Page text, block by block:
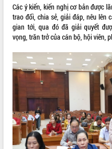
cải cách hành chính tỉnh Đắk Lắk
Kết nối tour, đẩy mạnh chuyển đổi số
để phát triển du lịch Đắk Lắk
tầng kỹ thuật Cụm công nghiệp Tân
Tiến
Gặp mặt các cơ quan báo chí nhân Kỷ
niệm 101 năm Ngày Báo chí Cách
mạng Việt Nam
Đắk Lắk sơ kết 4 năm triển khai thực
hiện Đề án 06 của Chính phủ
Họp báo thông tin về Hội nghị Công bố
Quy hoạch và Xúc tiến đầu tư tỉnh Đắk
Các ý kiến, kiến nghị cơ bản được
trao đổi, chia sẻ, giải đáp, nêu lên
gian tới, qua đó đã giải quyết
vọng, trăn trở của cán bộ, hội viên,